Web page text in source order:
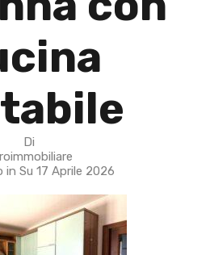
Di
in Su 17 Aprile 2026